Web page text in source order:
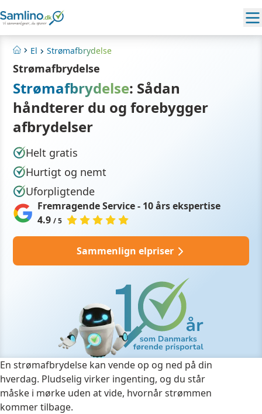
El Strømafbrydelse
Strømafbrydelse
Strømafbrydelse: Sådan
håndterer du og forebygger
afbrydelser
Helt gratis
Hurtigt og nemt
Uforpligtende
Fremragende Service - 10 års ekspertise
4.9/ 5
Sammenlign elpriser
En strømafbrydelse kan vende op og ned på din
hverdag. Pludselig virker ingenting, og du står
måske i mørke uden at vide, hvornår strømmen
kommer tilbage.